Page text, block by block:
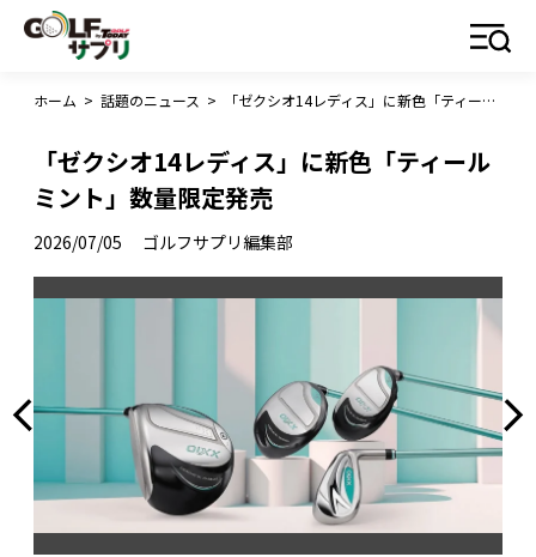
ホーム > 話題のニュース > 「ゼクシオ14レディス」に新色「ティールミント」数量限定発売
「ゼクシオ14レディス」に新色「ティール
ミント」数量限定発売
2026/07/05 ゴルフサプリ編集部